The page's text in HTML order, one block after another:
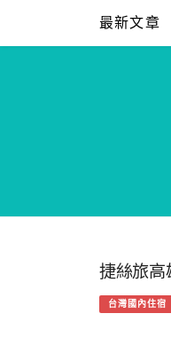
content
最新文章
捷絲旅高
台灣國內住宿